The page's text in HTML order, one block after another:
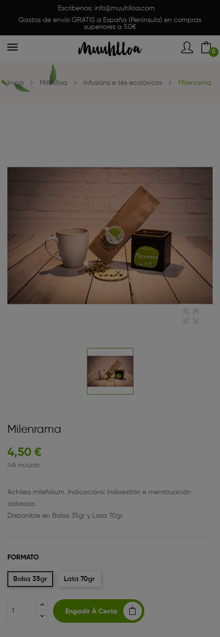
Escríbenos: info@muuhlloa.com
Gastos de envío GRATIS a España (Península) en compras
superiores a 50€
0
Inicio Milhulloa Infusións e tés ecolóxicos Milenrama
Milenrama
4,50 €
IVA incluido
Achilea milefolium. Indicacións: Indixestión e menstruación
dolorosa.
Disponible en Bolsa 35gr y Lata 70gr
FORMATO
Bolsa 35gr Lata 70gr
Engadir Á Cesta